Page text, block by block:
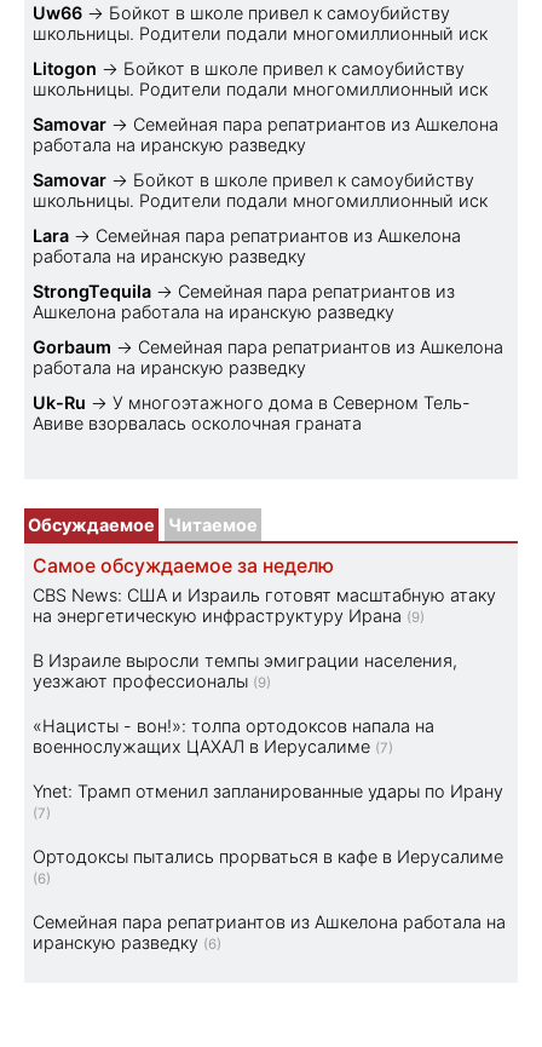
Uw66 → Бойкот в школе привел к самоубийству
школьницы. Родители подали многомиллионный иск
Litogon → Бойкот в школе привел к самоубийству
школьницы. Родители подали многомиллионный иск
Samovar → Семейная пара репатриантов из Ашкелона
работала на иранскую разведку
Samovar → Бойкот в школе привел к самоубийству
школьницы. Родители подали многомиллионный иск
Lara → Семейная пара репатриантов из Ашкелона
работала на иранскую разведку
StrongTequila → Семейная пара репатриантов из
Ашкелона работала на иранскую разведку
Gorbaum → Семейная пара репатриантов из Ашкелона
работала на иранскую разведку
Uk-Ru → У многоэтажного дома в Северном Тель-
Авиве взорвалась осколочная граната
Обсуждаемое Читаемое
Самое обсуждаемое за неделю
CBS News: США и Израиль готовят масштабную атаку
на энергетическую инфраструктуру Ирана (9)
В Израиле выросли темпы эмиграции населения,
уезжают профессионалы (9)
«Нацисты - вон!»: толпа ортодоксов напала на
военнослужащих ЦАХАЛ в Иерусалиме (7)
Ynet: Трамп отменил запланированные удары по Ирану
(7)
Ортодоксы пытались прорваться в кафе в Иерусалиме
(6)
Семейная пара репатриантов из Ашкелона работала на
иранскую разведку (6)